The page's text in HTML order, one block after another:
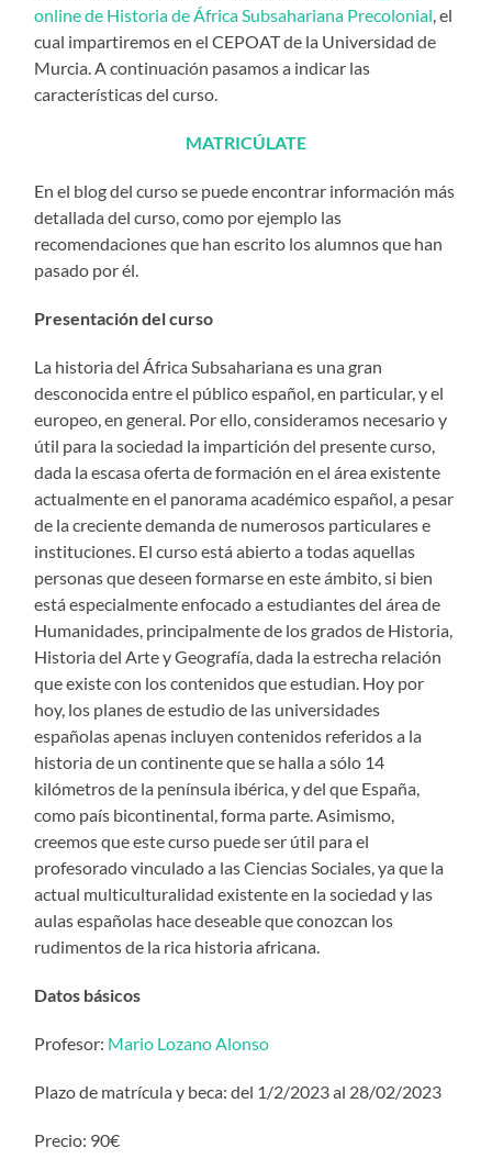
online de Historia de África Subsahariana Precolonial , el
cual impartiremos en el CEPOAT de la Universidad de
Murcia. A continuación pasamos a indicar las
características del curso.
MATRICÚLATE
En el blog del curso se puede encontrar información más
detallada del curso, como por ejemplo las
recomendaciones que han escrito los alumnos que han
pasado por él.
Presentación del curso
La historia del África Subsahariana es una gran
desconocida entre el público español, en particular, y el
europeo, en general. Por ello, consideramos necesario y
útil para la sociedad la impartición del presente curso,
dada la escasa oferta de formación en el área existente
actualmente en el panorama académico español, a pesar
de la creciente demanda de numerosos particulares e
instituciones. El curso está abierto a todas aquellas
personas que deseen formarse en este ámbito, si bien
está especialmente enfocado a estudiantes del área de
Humanidades, principalmente de los grados de Historia,
Historia del Arte y Geografía, dada la estrecha relación
que existe con los contenidos que estudian. Hoy por
hoy, los planes de estudio de las universidades
españolas apenas incluyen contenidos referidos a la
historia de un continente que se halla a sólo 14
kilómetros de la península ibérica, y del que España,
como país bicontinental, forma parte. Asimismo,
creemos que este curso puede ser útil para el
profesorado vinculado a las Ciencias Sociales, ya que la
actual multiculturalidad existente en la sociedad y las
aulas españolas hace deseable que conozcan los
rudimentos de la rica historia africana.
Datos básicos
Profesor: Mario Lozano Alonso
Plazo de matrícula y beca: del 1/2/2023 al 28/02/2023
Precio: 90€